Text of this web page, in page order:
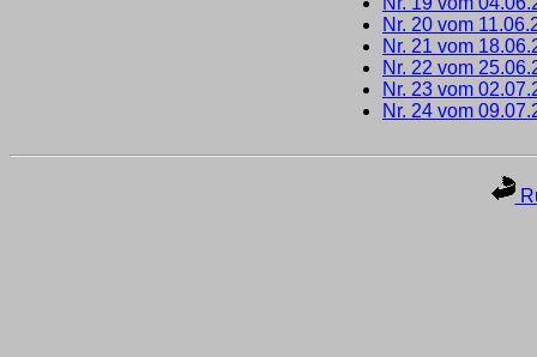
Nr. 20 vom
Nr. 21 vom
Nr. 22 vom
Nr. 23 vom
Nr. 24 vom